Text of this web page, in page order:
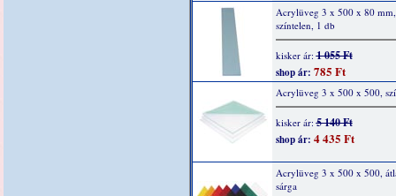
Acrylüveg 3 x 500 x 80 mm,
színtelen, 1 db
kisker ár:1 055 Ft
shop ár: 785 Ft
Acrylüveg 3 x 500 x 500,
kisker ár:5 140 Ft
shop ár: 4 435 Ft
Acrylüveg 3 x 500 x 500,
sárga